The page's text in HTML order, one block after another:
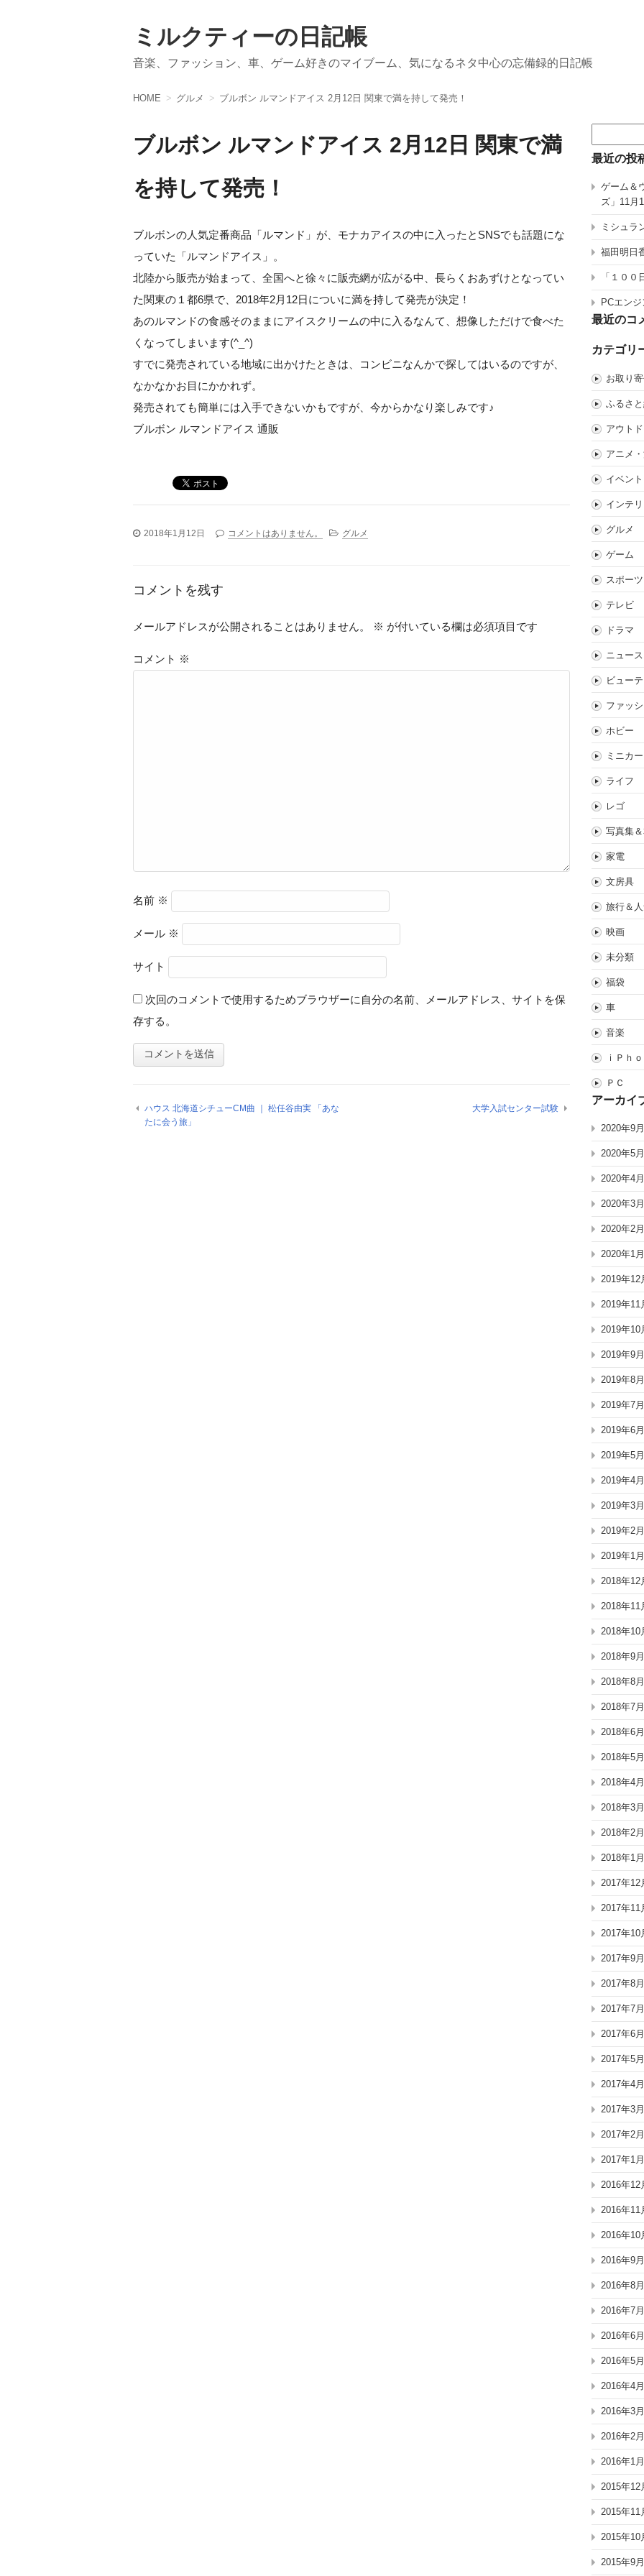
ミルクティーの日記帳
音楽、ファッション、車、ゲーム好きのマイブーム、気になるネタ中心の忘備録的日記帳
HOME グルメ ブルボン ルマンドアイス 2月12日 関東で満を持して発売！
ブルボン ルマンドアイス 2月12日 関東で満
を持して発売！
ブルボンの人気定番商品「ルマンド」が、モナカアイスの中に入ったとSNSでも話題にな
っていた「ルマンドアイス」。
北陸から販売が始まって、全国へと徐々に販売網が広がる中、長らくおあずけとなってい
た関東の１都6県で、2018年2月12日についに満を持して発売が決定！
あのルマンドの食感そのままにアイスクリームの中に入るなんて、想像しただけで食べた
くなってしまいます(^_^)
すでに発売されている地域に出かけたときは、コンビニなんかで探してはいるのですが、
なかなかお目にかかれず。
発売されても簡単には入手できないかもですが、今からかなり楽しみです♪
ブルボン ルマンドアイス 通販
2018年1月12日 コメントはありません。 グルメ
コメントを残す
メールアドレスが公開されることはありません。 ※ が付いている欄は必須項目です
コメント ※
名前 ※
メール ※
サイト
次回のコメントで使用するためブラウザーに自分の名前、メールアドレス、サイトを保
存する。
ハウス 北海道シチューCM曲 ｜ 松任谷由実 「あな
たに会う旅」
大学入試センター試験
索:
最近の投
ゲーム＆
ズ」11月
ミシュラ
福田明日
「１０
PCエン
最近のコ
カテゴリ
お取り
ふるさ
アウト
アニメ
イベント
インテ
グルメ
ゲーム
スポーツ
テレビ
ドラマ
ニュース
ビュー
ファッ
ホビー
ミニカー
ライフ
レゴ
写真集
家電
文房具
旅行＆
映画
未分類
福袋
車
音楽
ｉＰｈ
ＰＣ
アーカイ
2020年9月
2020年5月
2020年4月
2020年3月
2020年2月
2020年1月
2019年12
2019年11
2019年10
2019年9月
2019年8月
2019年7月
2019年6月
2019年5月
2019年4月
2019年3月
2019年2月
2019年1月
2018年12
2018年11
2018年10
2018年9月
2018年8月
2018年7月
2018年6月
2018年5月
2018年4月
2018年3月
2018年2月
2018年1月
2017年12
2017年11
2017年10
2017年9月
2017年8月
2017年7月
2017年6月
2017年5月
2017年4月
2017年3月
2017年2月
2017年1月
2016年12
2016年11
2016年10
2016年9月
2016年8月
2016年7月
2016年6月
2016年5月
2016年4月
2016年3月
2016年2月
2016年1月
2015年12
2015年11
2015年10
2015年9月